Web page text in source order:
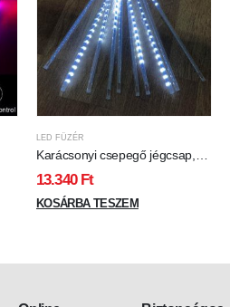
LED FÜZÉR
Karácsonyi csepegő jégcsap,
időzítős, soronként külön
csepeg! 10x30 cm, kül- és
beltéri, hideg fehér Leddel. Life
13.340 Ft
KOSÁRBA TESZEM